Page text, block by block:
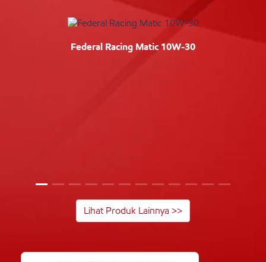
Federal Racing Matic 10W-30
Lihat Produk Lainnya >>